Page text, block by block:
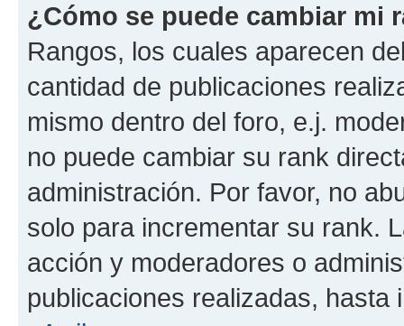
¿Cómo se puede cambiar mi
Rangos, los cuales aparecen
cantidad de publicaciones
mismo dentro del foro, e.j.
no puede cambiar su rank
administración. Por favor, no
solo para incrementar su rank.
acción y moderadores o
publicaciones realizadas, hasta